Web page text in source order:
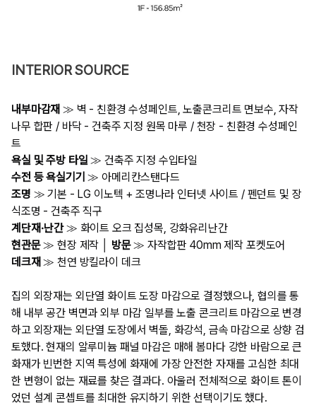
INTERIOR SOURCE
내부마감재≫ 벽 - 친환경 수성페인트, 노출콘크리트 면보수, 자작
나무 합판 / 바닥 - 건축주 지정 원목 마루 / 천장 - 친환경 수성페인
트
욕실 및 주방 타일 ≫ 건축주 지정 수입타일
수전 등 욕실기기 ≫ 아메리칸스탠다드
조명 ≫ 기본 - LG 이노텍 + 조명나라 인터넷 사이트 / 펜던트 및 장
식조명 - 건축주 직구
계단재·난간≫ 화이트 오크 집성목, 강화유리난간
현관문≫ 현장 제작 │ 방문≫ 자작합판 40mm 제작 포켓도어
데크재 ≫ 천연 방킬라이 데크
집의 외장재는 외단열 화이트 도장 마감으로 결정했으나, 협의를 통
해 내부 공간 벽면과 외부 마감 일부를 노출 콘크리트 마감으로 변경
하고 외장재는 외단열 도장에서 벽돌, 화강석, 금속 마감으로 상향 검
토했다. 현재의 알루미늄 패널 마감은 매해 봄마다 강한 바람으로 큰
화재가 빈번한 지역 특성에 화재에 가장 안전한 자재를 고심한 최대
한 변형이 없는 재료를 찾은 결과다. 아울러 전체적으로 화이트 톤이
었던 설계 콘셉트를 최대한 유지하기 위한 선택이기도 했다.